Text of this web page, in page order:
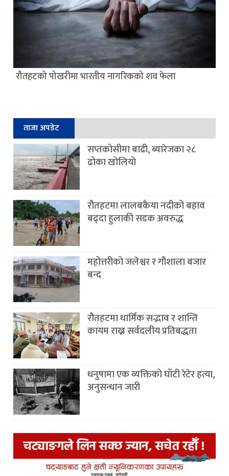
रौतहटको पोखरीमा भारतीय नागरिकको शव फेला
ताजा अपडेट
सप्तकोसीमा बाढी, ब्यारेजका २८
ढोका खोलियो
रौतहटमा लालबकैया नदीको बहाव
बढ्दा हुलाकी सडक अवरुद्ध
महोत्तरीको जलेश्वर र गौशाला बजार
बन्द
रौतहटमा धार्मिक सद्भाव र शान्ति
कायम राख्न सर्वदलीय प्रतिबद्धता
धनुषामा एक व्यक्तिको घाँटी रेटेर हत्या,
अनुसन्धान जारी